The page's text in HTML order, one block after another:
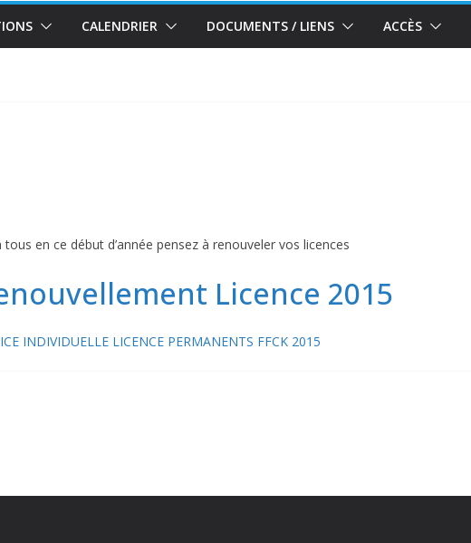
CALENDRIER DOCUMENTS / LIENS ACCÈS
en ce début d’année pensez à renouveler vos licences
Licence 2015
INDIVIDUELLE LICENCE PERMANENTS FFCK 2015